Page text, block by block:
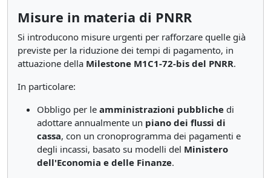
Misure in materia di PNRR
Si introducono misure urgenti per rafforzare quelle già
previste per la riduzione dei tempi di pagamento, in
attuazione della Milestone M1C1-72-bis del PNRR.
In particolare:
Obbligo per le amministrazioni pubbliche di
adottare annualmente un piano dei flussi di
cassa, con un cronoprogramma dei pagamenti e
degli incassi, basato su modelli del Ministero
dell'Economia e delle Finanze.